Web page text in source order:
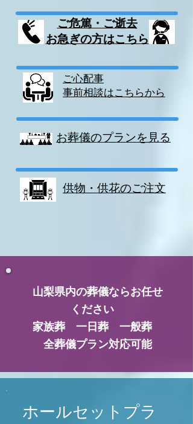
ご危篤・ご逝去
お急ぎの方はこちら
​ご心配事
事前相談はこちらから
お葬儀のプランを見る
供物・供花のご注文
山梨県内の葬儀ならお任せ
ください
家族葬 一日葬 一般葬
全葬儀プラン対応可能
ホールセットプラ